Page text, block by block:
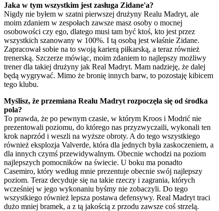
Jaka w tym wszystkim jest zasługa Zidane'a?
Nigdy nie byłem w szatni pierwszej drużyny Realu Madryt, ale
moim zdaniem w zespołach zawsze masz osoby o mocnej
osobowości czy ego, dlatego musi tam być ktoś, kto jest przez
wszystkich szanowany w 100%. I tą osobą jest właśnie Zidane.
Zapracował sobie na to swoją karierą piłkarską, a teraz również
trenerską. Szczerze mówiąc, moim zdaniem to najlepszy możliwy
trener dla takiej drużyny jak Real Madryt. Mam nadzieję, że dalej
będą wygrywać. Mimo że bronię innych barw, to pozostaję kibicem
tego klubu.
Myślisz, że przemiana Realu Madryt rozpoczęła się od środka
pola?
To prawda, że po pewnym czasie, w którym Kroos i Modrić nie
prezentowali poziomu, do którego nas przyzwyczaili, wykonali ten
krok naprzód i weszli na wyższe obroty. A do tego wszystkiego
również eksplozja Valverde, która dla jednych była zaskoczeniem, a
dla innych czymś przewidywalnym. Obecnie wchodzi na poziom
najlepszych pomocników na świecie. U boku ma ponadto
Casemiro, który według mnie prezentuje obecnie swój najlepszy
poziom. Teraz decyduje się na takie rzeczy i zagrania, których
wcześniej w jego wykonaniu byśmy nie zobaczyli. Do tego
wszystkiego również lepsza postawa defensywy. Real Madryt traci
dużo mniej bramek, a z tą jakością z przodu zawsze coś strzelą.